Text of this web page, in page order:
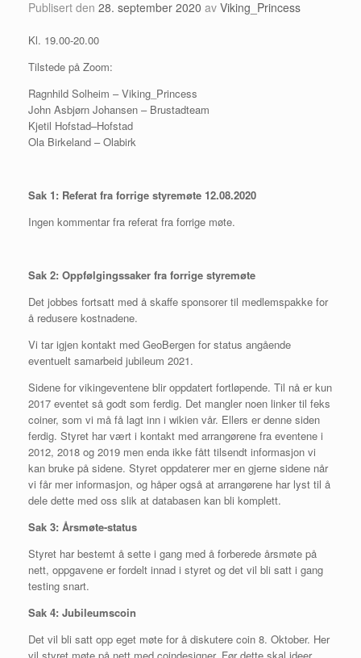
Publisert den 28. september 2020 av Viking_Princess
Kl. 19.00-20.00
Tilstede på Zoom:
Ragnhild Solheim – Viking_Princess
John Asbjørn Johansen – Brustadteam
Kjetil Hofstad–Hofstad
Ola Birkeland – Olabirk
Sak 1: Referat fra forrige styremøte 12.08.2020
Ingen kommentar fra referat fra forrige møte.
Sak 2: Oppfølgingssaker fra forrige styremøte
Det jobbes fortsatt med å skaffe sponsorer til medlemspakke for
å redusere kostnadene.
Vi tar igjen kontakt med GeoBergen for status angående
eventuelt samarbeid jubileum 2021.
Sidene for vikingeventene blir oppdatert fortløpende. Til nå er kun
2017 eventet så godt som ferdig. Det mangler noen linker til feks
coiner, som vi må få lagt inn i wikien vår. Ellers er denne siden
ferdig. Styret har vært i kontakt med arrangørene fra eventene i
2012, 2018 og 2019 men enda ikke fått tilsendt informasjon vi
kan bruke på sidene. Styret oppdaterer mer en gjerne sidene når
vi får mer informasjon, og håper også at arrangørene har lyst til å
dele dette med oss slik at databasen kan bli komplett.
Sak 3: Årsmøte-status
Styret har bestemt å sette i gang med å forberede årsmøte på
nett, oppgavene er fordelt innad i styret og det vil bli satt i gang
testing snart.
Sak 4: Jubileumscoin
Det vil bli satt opp eget møte for å diskutere coin 8. Oktober. Her